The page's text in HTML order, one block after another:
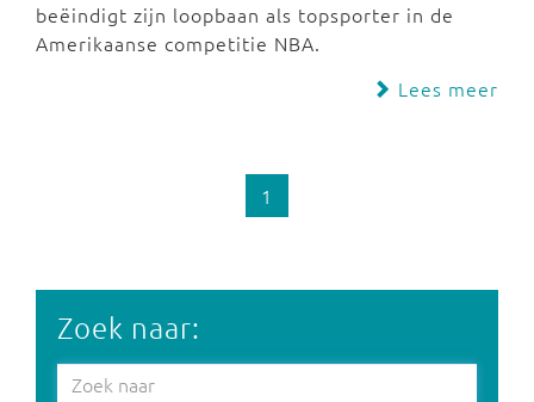
beëindigt zijn loopbaan als topsporter in de
Amerikaanse competitie NBA.
Lees meer
1
Zoek naar: